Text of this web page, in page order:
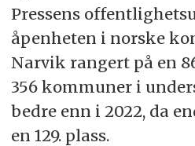
Pressens
åpenheten i norske
Narvik rangert på en
356 kommuner i
bedre enn i 2022, da
en 129. plass.